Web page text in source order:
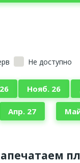
Не доступно
Нояб. 26
Апр. 27